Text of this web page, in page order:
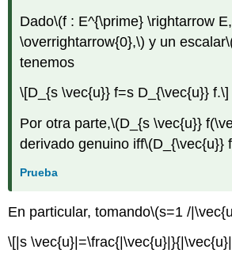
Dado\(f : E^{\prime} \rightarrow
\overrightarrow{0},\) y un escalar
tenemos
\[D_{s \vec{u}} f=s D_{\vec{u}} f.\]
Por otra parte,\(D_{s \vec{u}}
derivado genuino iff\(D_{\vec{u}}
Prueba
En particular, tomando\(s=1 /
\[|s